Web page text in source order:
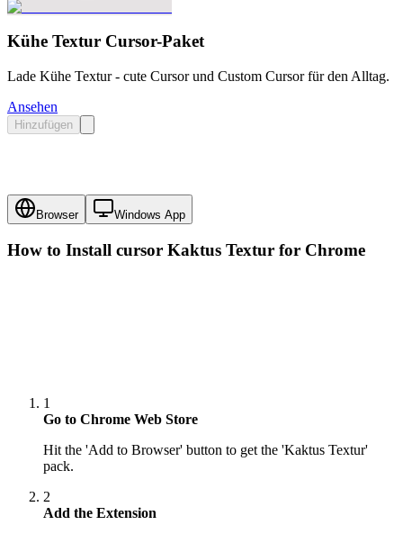
Kühe Textur Cursor-Paket
Lade Kühe Textur - cute Cursor und Custom Cursor für den Alltag.
Ansehen
Hinzufügen
Browser Windows App
How to Install cursor Kaktus Textur for Chrome
1
Go to Chrome Web Store
Hit the 'Add to Browser' button to get the 'Kaktus Textur'
pack.
2
Add the Extension